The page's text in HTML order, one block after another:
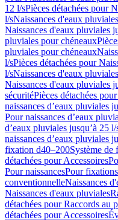
12 l/sPièces détachées pour
l/sNaissances d'eaux
Naissances d'eaux pluviales
pluviales pour chéneaux
pluviales pour chéneaux
l/sPièces détachées pour
l/sNaissances d'eaux
Naissances d'eaux pluviales
sécuritéPièces détachées
naissances d’eaux pluviales
Pour naissances d’eaux
d’eaux pluviales jusqu’à 25 l/
naissances d’eaux pluviales
fixation d40–200Système
détachées pour Accessoires
Pour naissancesPour fixations
conventionnelleNaissances
Naissances d'eaux pluviales
détachées pour Raccords au
détachées pour Accessoires